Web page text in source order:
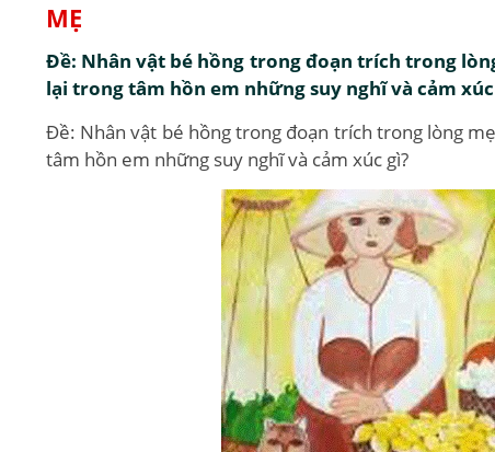
MẸ
Đề: Nhân vật bé hồng trong đoạn trích trong
lại trong tâm hồn em những suy nghĩ và cảm
Đề: Nhân vật bé hồng trong đoạn trích trong lòng
tâm hồn em những suy nghĩ và cảm xúc gì?